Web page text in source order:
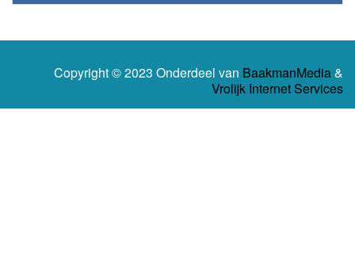
Copyright © 2023 Onderdeel van BaakmanMedia&
Vrolijk Internet Services